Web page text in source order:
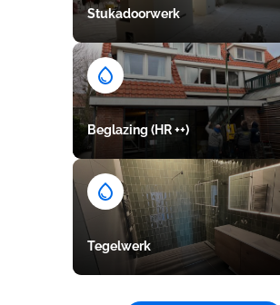
Stukadoorwerk
Beglazing (HR ++)
Tegelwerk